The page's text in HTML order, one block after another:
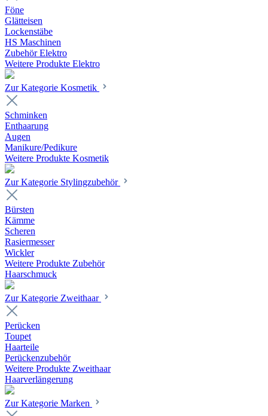
Föne
Glätteisen
Lockenstäbe
HS Maschinen
Zubehör Elektro
Weitere Produkte Elektro
Zur Kategorie Kosmetik
Schminken
Enthaarung
Augen
Manikure/Pedikure
Weitere Produkte Kosmetik
Zur Kategorie Stylingzubehör
Bürsten
Kämme
Scheren
Rasiermesser
Wickler
Weitere Produkte Zubehör
Haarschmuck
Zur Kategorie Zweithaar
Perücken
Toupet
Haarteile
Perückenzubehör
Weitere Produkte Zweithaar
Haarverlängerung
Zur Kategorie Marken